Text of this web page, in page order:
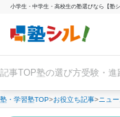
小学生・中学生・高校生の塾選びなら【塾
記事TOP塾の選び方受験・進
塾・学習塾TOP お役立ち記事 ニュ